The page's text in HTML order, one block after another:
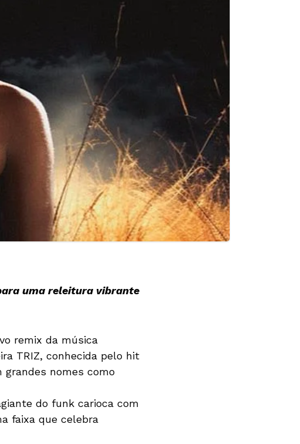
uma releitura vibrante
remix da música
TRIZ, conhecida pelo hit
grandes nomes como
do funk carioca com
faixa que celebra